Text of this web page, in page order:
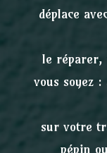
déplace
le réparer,
vous soyez
sur votre
pépin